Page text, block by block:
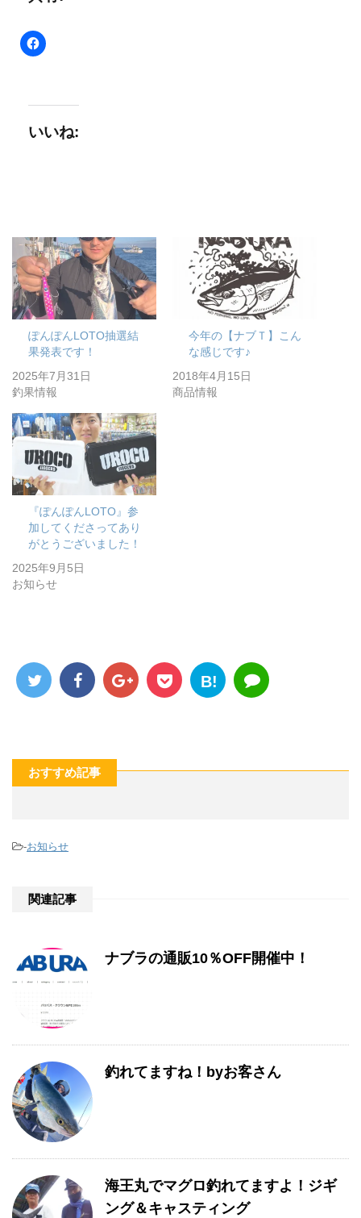
いいね:
ぽんぽんLOTO抽選結
果発表です！
2025年7月31日
釣果情報
今年の【ナブＴ】こん
な感じです♪
2018年4月15日
商品情報
『ぽんぽんLOTO』参
加してくださってあり
がとうございました！
2025年9月5日
お知らせ
B!
おすすめ記事
-お知らせ
関連記事
ナブラの通販10％OFF開催中！
釣れてますね！byお客さん
海王丸でマグロ釣れてますよ！ジギ
ング＆キャスティング